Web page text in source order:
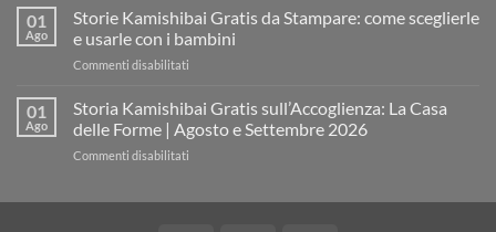
il
“fare
una
lezione
Kamishibai
Gratis
per
dell’Accoglienza:
Giorni
01
Ago
Storie Kamishibai Gratis da Stampare: come sceglierle
e usarle con i bambini
Commenti disabilitati
Kamishibai
Gratis
da
01
Ago
Storia Kamishibai Gratis sull’Accoglienza: La Casa
delle Forme | Agosto e Settembre 2026
Commenti disabilitati